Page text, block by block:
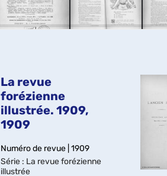
La revue
forézienne
illustrée. 1909,
1909
Numéro de revue | 1909
Série : La revue forézienne
illustrée